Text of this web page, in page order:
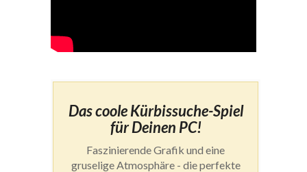
Das coole Kürbissuche-Spiel
für Deinen PC!
Faszinierende Grafik und eine
gruselige Atmosphäre - die perfekte